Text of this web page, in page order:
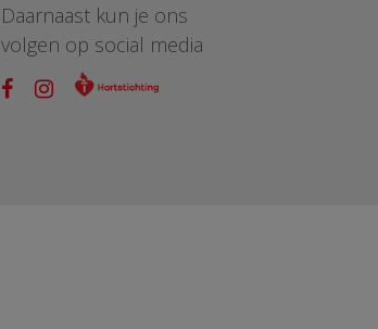
Daarnaast kun je ons
volgen op social media